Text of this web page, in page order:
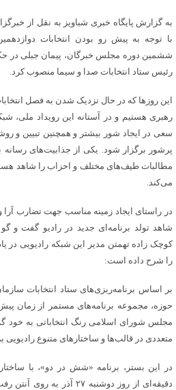
به گزارش پایگاه خبری شباویز به نقل از
با توجه به پیش رو بودن انتخابات
ششمین دوره مجلس خبرگان، پیمان جبلی در
رئیس ستاد انتخابات صدا و سیما منصوب کرد.
این روزها که در حال نزدیک شدن به فصل
رهبری هستیم و در آستانه این رویداد ملی،
سعی در ایجاد شور بیشتر و همچنین تبیین و
پرشور برگزار شود. یکی از جذابیت‌های
مطالبات طیف‌های مختلف و احزاب را شاهد
می‌کند.
در راستای ایجاد زمینه مناسب جهت تضارب آرا
شاهد تولد برنامه‌ای جدید در رادیو گفت و
کوچک زاده تهمتن مدیر این شبکه رادیویی در
را شرح داده است:
بر اساس برنامه‌ریزی‌های ستاد انتخابات
حوزه، مجموعه برنامه‌های مستمر از زمان پیش
مجلس شورای اسلامی رنگ انتخاباتی به خود
متعددی در قالب‌ها و ساختارهای متنوع رادیویی
دقیقه‌ای از روز دوشنبه ۲۷